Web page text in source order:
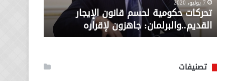
لإقراره
7 يوليو، 2020
تحركات حكومية لحسم قانون الإيجار
القديم..والبرلمان: جاهزون لإقراره
من
وزارة
الاجتماعي
تصنيفات